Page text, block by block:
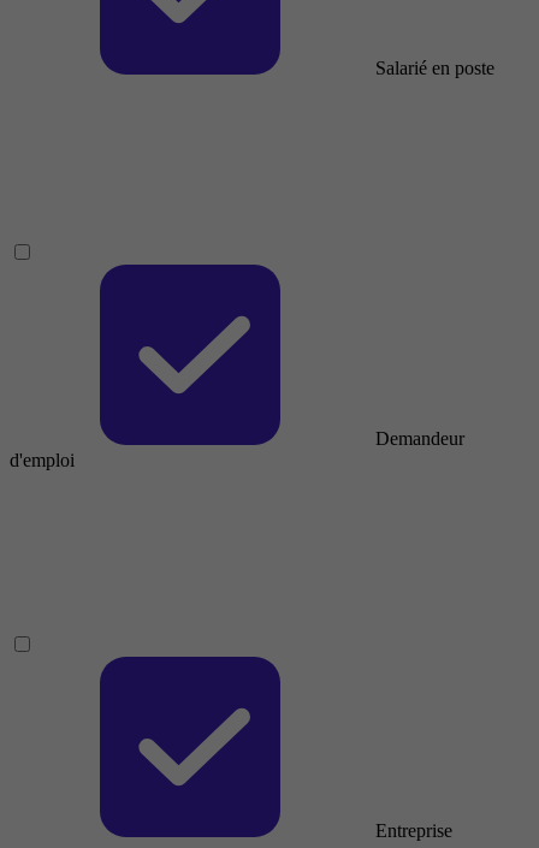
Salarié en poste
Demandeur
d'emploi
Entreprise